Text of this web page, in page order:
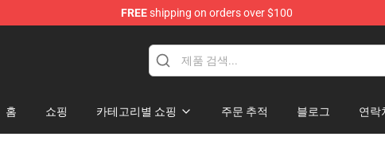
FREEshipping on orders over $100
홈 쇼핑 카테고리별 쇼핑 주문 추적 블로그 연락